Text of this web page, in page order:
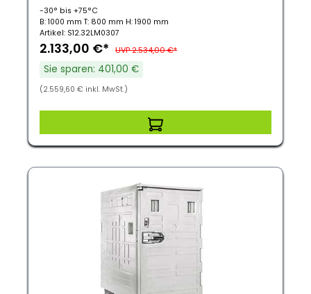
-30° bis +75°C
B: 1000 mm T: 800 mm H: 1900 mm
Artikel: S12.32LM0307
2.133,00 €* UVP 2.534,00 €*
Sie sparen: 401,00 €
(2.559,60 € inkl. MwSt.)